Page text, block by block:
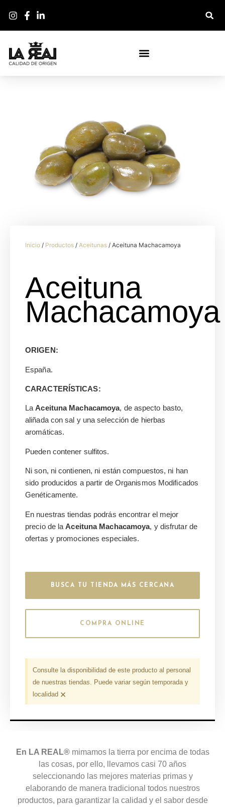
Inicio / Productos / Aceitunas / Aceituna Machacamoya
Aceituna
Machacamoya
ORIGEN:
España.
CARACTERÍSTICAS:
LaAceituna Machacamoya, de aspecto basto,
aliñada con sal y una selección de hierbas
aromáticas.
Pueden contener sulfitos.
Ni son, ni contienen, ni están compuestos, ni han
sido producidos a partir de Organismos Modificados
Genéticamente.
En nuestras tiendas podrás encontrar el mejor
precio de laAceituna Machacamoya, y disfrutar de
ofertas y promociones especiales.
BUSCA TU TIENDA MÁS CERCANA
COMPRA ONLINE
Consulte la disponibilidad de este producto al personal
de nuestras tiendas. Puede variar según temporada y
localidad ×
En LA REAL®mimamos la tierra por encima de todas
las cosas, por ello, llevamos casi 70 años
seleccionando las mejores materias primas y
elaborando de manera tradicional todos nuestros
productos, para garantizar la calidad y el sabor desde